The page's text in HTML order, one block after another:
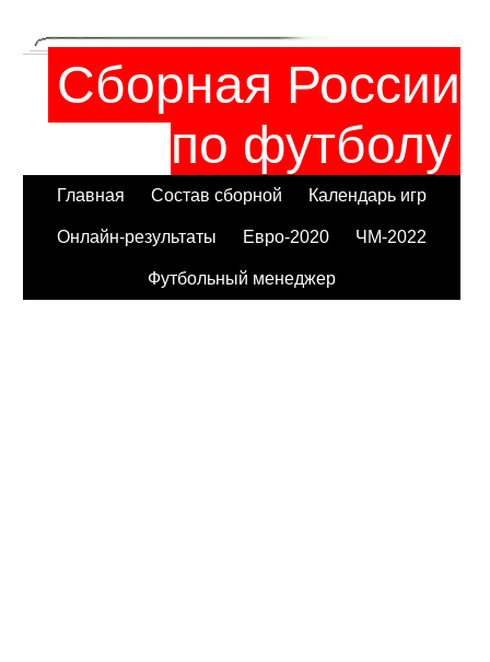
Сборная России
по футболу
Главная Состав сборной Календарь игр
Онлайн-результаты Евро-2020 ЧМ-2022
Футбольный менеджер